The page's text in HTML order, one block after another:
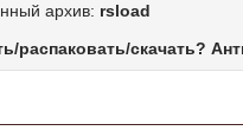
архив: rsload
распаковать/скачать?